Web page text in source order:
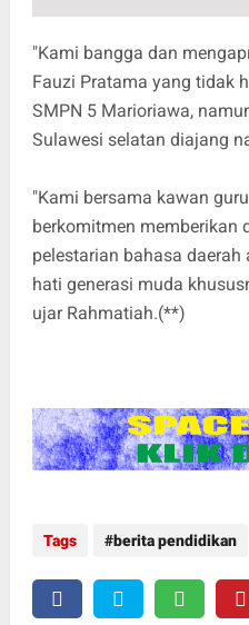
"Kami bangga dan
Fauzi Pratama yang tidak
SMPN 5 Marioriawa,
Sulawesi selatan diajang
"Kami bersama kawan
berkomitmen memberikan
pelestarian bahasa
hati generasi muda
ujar Rahmatiah.(**)
Tags berita pendidikan